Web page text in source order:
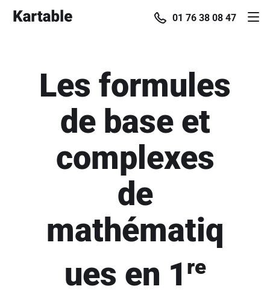
01 76 38 08 47
Les formules
de base et
complexes
de
mathématiq
ues en 1 re